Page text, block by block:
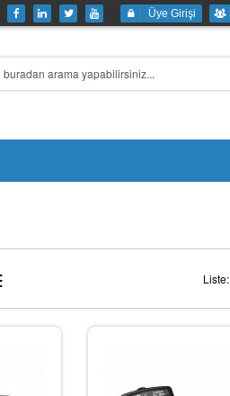
Üye Girişi
Liste: